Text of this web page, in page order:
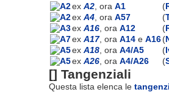
ex A2 , ora A1 (
ex A4 , ora A57 (
ex A16 , ora A12 (
ex A17, ora A14 e A16(
ex A18 , ora A4/A5 (
ex A26 , ora A4/A26 (
[] Tangenziali
Questa lista elenca le